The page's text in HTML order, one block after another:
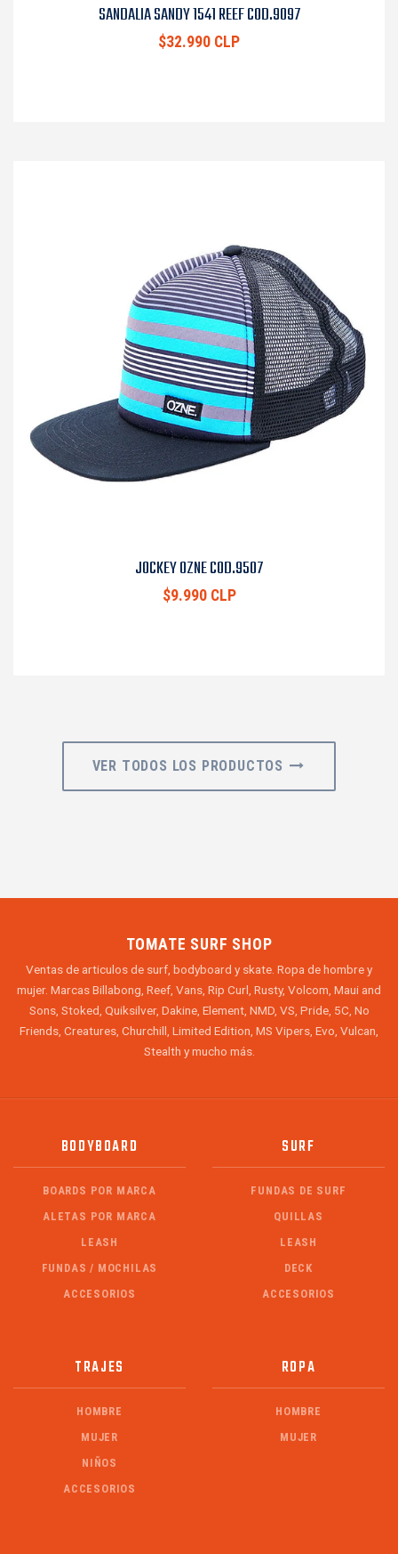
SANDALIA SANDY 1541 REEF COD.9097
$32.990 CLP
JOCKEY OZNE COD.9507
$9.990 CLP
VER TODOS LOS PRODUCTOS
TOMATE SURF SHOP
Ventas de articulos de surf, bodyboard y skate. Ropa de hombre y
mujer. Marcas Billabong, Reef, Vans, Rip Curl, Rusty, Volcom, Maui and
Sons, Stoked, Quiksilver, Dakine, Element, NMD, VS, Pride, 5C, No
Friends, Creatures, Churchill, Limited Edition, MS Vipers, Evo, Vulcan,
Stealth y mucho más.
BODYBOARD
BOARDS POR MARCA
ALETAS POR MARCA
LEASH
FUNDAS / MOCHILAS
ACCESORIOS
SURF
FUNDAS DE SURF
QUILLAS
LEASH
DECK
ACCESORIOS
TRAJES
HOMBRE
MUJER
NIÑOS
ACCESORIOS
ROPA
HOMBRE
MUJER